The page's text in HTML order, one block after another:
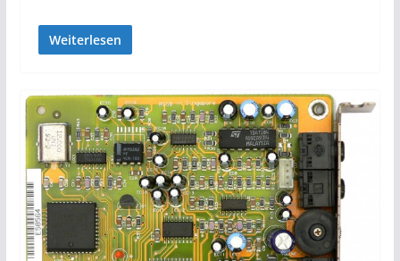
Weiterlesen